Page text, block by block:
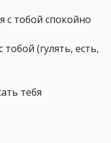
с тобой спокойно
тобой (гулять, есть,
тебя